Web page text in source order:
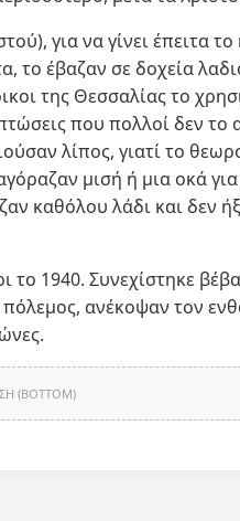
για να γίνει έπειτα
το έβαζαν σε δοχεία
της Θεσσαλίας το
που πολλοί δεν το
λίπος, γιατί το
μισή ή μια οκά
καθόλου λάδι και δεν
το 1940. Συνεχίστηκε
ανέκοψαν τον
(BOTTOM)